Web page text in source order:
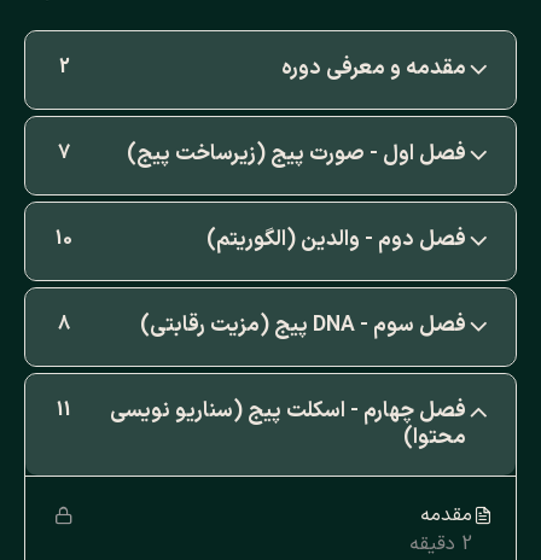
مقدمه و معرفی دوره 2
فصل اول - صورت پیج (زیرساخت پیج) 7
فصل دوم - والدین (الگوریتم) 10
فصل سوم - DNA پیج (مزیت رقابتی) 8
فصل چهارم - اسکلت پیج (سناریو نویسی
محتوا)
11
مقدمه
2 دقیقه